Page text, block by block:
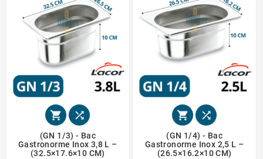
 
(GN 1/3) - Bac
Gastronorme Inox 3,8 L –
(32.5×17.6×10 CM)
 
(GN 1/4) - Bac
Gastronorme Inox 2,5 L –
(26.5×16.2×10 CM)